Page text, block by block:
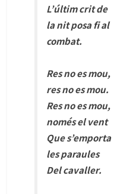
L’últim crit de
la nit posa fi al
combat.
Res no es mou,
res no es mou.
Res no es mou,
només el vent
Que s’emporta
les paraules
Del cavaller.